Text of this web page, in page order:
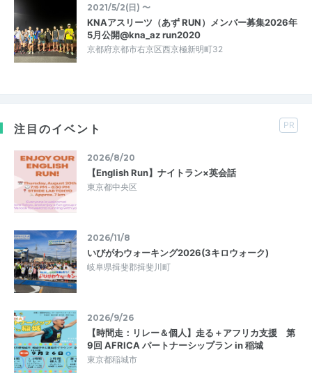
2021/5/2(日) 〜
KNAアスリーツ（あず RUN）メンバー募集2026年
5月公開@kna_az run2020
京都府京都市右京区西京極新明町32
注目のイベント PR
2026/8/20
【English Run】ナイトラン×英会話
東京都中央区
2026/11/8
いびがわウォーキング2026(3キロウォーク)
岐阜県揖斐郡揖斐川町
2026/9/26
【時間走：リレー＆個人】走る＋アフリカ支援 第
9回 AFRICA パートナーシップラン in 稲城
東京都稲城市